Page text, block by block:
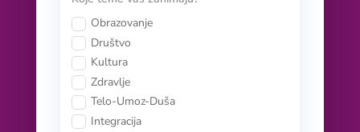
Obrazovanje
Društvo
Kultura
Zdravlje
Telo-Umoz-Duša
Integracija